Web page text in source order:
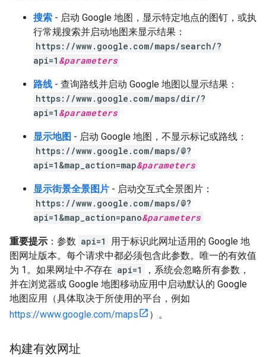
搜索 - 启动 Google 地图，显示特定地点的图钉，或执
行常规搜索并启动地图来显示结果：
https://www.google.com/maps/search/?
api=1 &parameters
路线 - 查询路线并启动 Google 地图以显示结果：
https://www.google.com/maps/dir/?
api=1 &parameters
显示地图 - 启动 Google 地图，不显示标记或路线：
https://www.google.com/maps/@?
api=1&map_action=map&parameters
显示街景全景图片 - 启动交互式全景图片：
https://www.google.com/maps/@?
api=1&map_action=pano&parameters
重要提示 ：参数 api=1
用于标识此网址适用的 Google 地
图网址版本。每个请求中都必须包含此参数。唯一的有效值
为 1。如果网址中不存在 api=1
，系统会忽略所有参数，
并在浏览器或 Google 地图移动应用中启动默认的 Google
地图应用（具体取决于所使用的平台，例如
https://www.google.com/maps
）。
构建有效网址